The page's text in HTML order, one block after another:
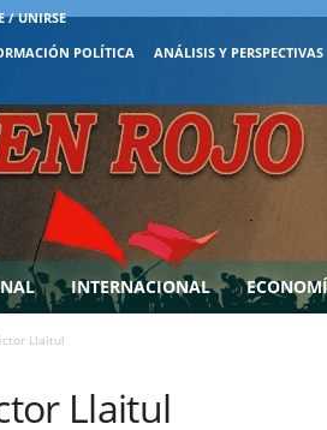
/ UNIRSE
POLÍTICA ANÁLISIS Y PERSPECTIVAS
INTERNACIONAL
Llaitul
Llaitul